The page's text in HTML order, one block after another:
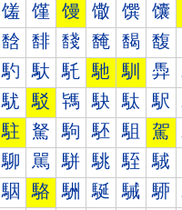
馐 馑 馒 馓 馔 馕
馠 馡 馢 馣 馤 馥
馰 馱 馲 馳 馴 馵
駀 駁 駂 駃 駄 駅
駐 駑 駒 駓 駔 駕
駠 駡 駢 駣 駤 駥
駰 駱 駲 駳 駴 駵